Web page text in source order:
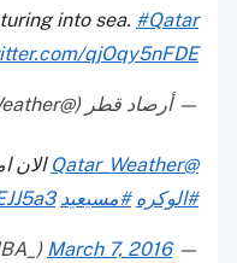
into sea. #Qatar
qjOqy5nFDE
— أرصاد قطر (@Qatar_Weather)
@Qatar_Weather
الان
#الوكره #مسيعيد
— MBA91 #2022 (@MajedBA_)
March 7, 2016